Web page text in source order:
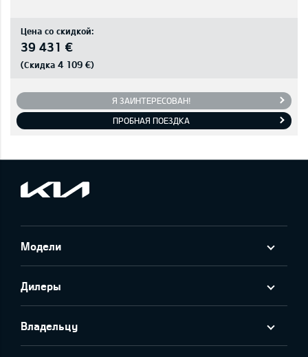
Цена со скидкой:
39 431 €
(Скидка 4 109 €)
Я ЗАИНТЕРЕСОВАН!
ПРОБНАЯ ПОЕЗДКА
Модели
Дилеры
Владельцу